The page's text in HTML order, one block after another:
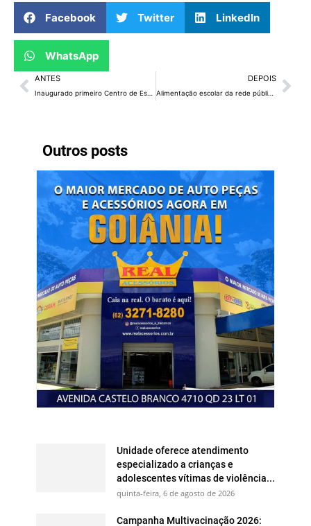
Outros posts
Unidade oferece atendimento
especializado a crianças e
adolescentes vítimas de violência...
quinta-feira, 6 de agosto de 2026
Campanha Multivacinação 2026:
Facebook Twitter LinkedIn
WhatsApp
ANTES DEPOIS
Alimentação escolar da rede pública do DF passa a oferecer tilápia de produtores locais